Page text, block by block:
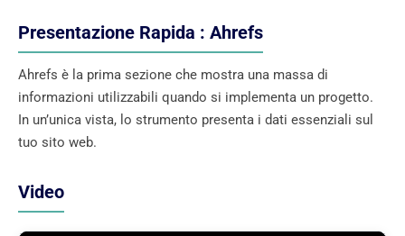
Presentazione Rapida : Ahrefs
Ahrefs è la prima sezione che mostra una massa di
informazioni utilizzabili quando si implementa un progetto.
In un’unica vista, lo strumento presenta i dati essenziali sul
tuo sito web.
Video